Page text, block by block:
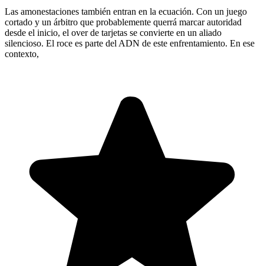
Las amonestaciones también entran en la ecuación. Con un juego
cortado y un árbitro que probablemente querrá marcar autoridad
desde el inicio, el over de tarjetas se convierte en un aliado
silencioso. El roce es parte del ADN de este enfrentamiento. En ese
contexto,